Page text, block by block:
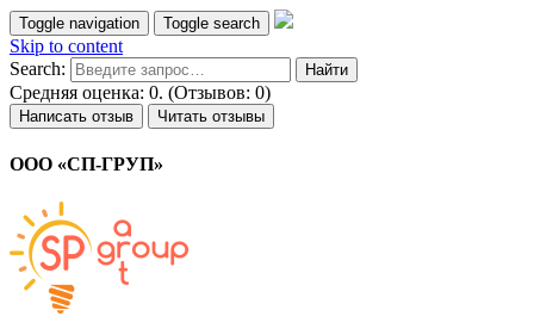
Toggle navigation Toggle search
Skip to content
Search:
Средняя оценка: 0. (Отзывов: 0)
Написать отзыв Читать отзывы
ООО «СП-ГРУП»